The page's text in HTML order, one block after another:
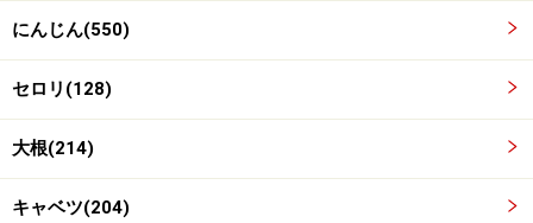
■
にんじん(550)
セロリ(128)
大根(214)
キャベツ(204)